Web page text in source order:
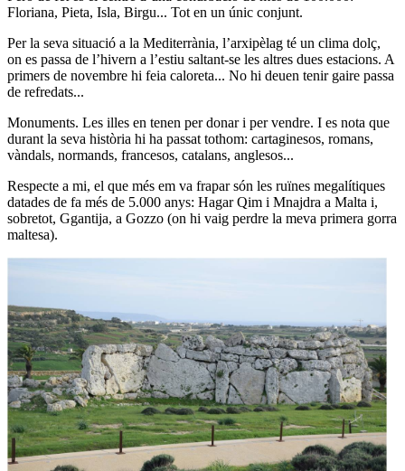
Floriana, Pieta, Isla, Birgu... Tot en un únic conjunt.
Per la seva situació a la Mediterrània, l’arxipèlag té un clima dolç,
on es passa de l’hivern a l’estiu saltant-se les altres dues estacions. A
primers de novembre hi feia caloreta... No hi deuen tenir gaire passa
de refredats...
Monuments. Les illes en tenen per donar i per vendre. I es nota que
durant la seva història hi ha passat tothom: cartaginesos, romans,
vàndals, normands, francesos, catalans, anglesos...
Respecte a mi, el que més em va frapar són les ruïnes megalítiques
datades de fa més de 5.000 anys: Hagar Qim i Mnajdra a Malta i,
sobretot, Ggantija, a Gozzo (on hi vaig perdre la meva primera gorra
maltesa).